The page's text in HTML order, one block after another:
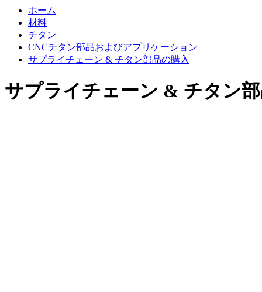
ホーム
材料
チタン
CNCチタン部品およびアプリケーション
サプライチェーン & チタン部品の購入
サプライチェーン & チタン